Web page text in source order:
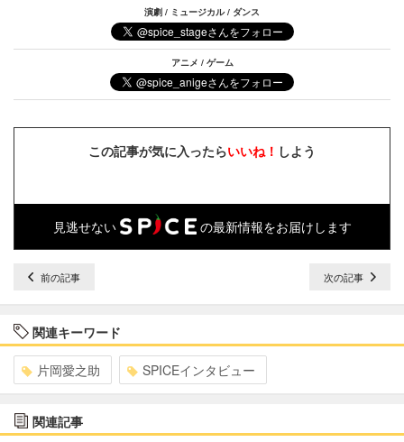
演劇 / ミュージカル / ダンス
アニメ / ゲーム
この記事が気に入ったらいいね！ しよう
見逃せない の最新情報をお届けします
前の記事 次の記事
関連キーワード
片岡愛之助 SPICEインタビュー
関連記事